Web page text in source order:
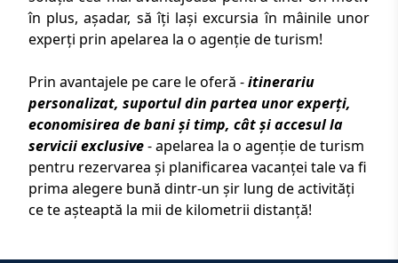
în plus, așadar, să îți lași excursia în mâinile unor
experți prin apelarea la o agenție de turism!
Prin avantajele pe care le oferă -itinerariu
personalizat, suportul din partea unor experți,
economisirea de bani și timp, cât și accesul la
servicii exclusive-apelarea la o agenție de turism
pentru rezervarea și planificarea vacanței tale va fi
prima alegere bună dintr-un șir lung de activități
ce te așteaptă la mii de kilometrii distanță!